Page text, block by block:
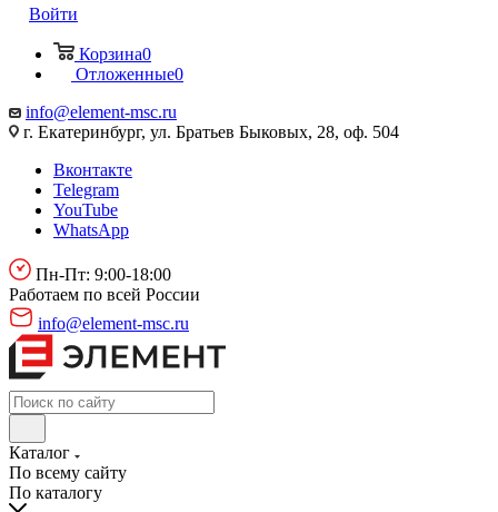
Войти
Корзина0
Отложенные0
info@element-msc.ru
г. Екатеринбург, ул. Братьев Быковых, 28, оф. 504
Вконтакте
Telegram
YouTube
WhatsApp
Пн-Пт: 9:00-18:00
Работаем по всей России
info@element-msc.ru
Каталог
По всему сайту
По каталогу